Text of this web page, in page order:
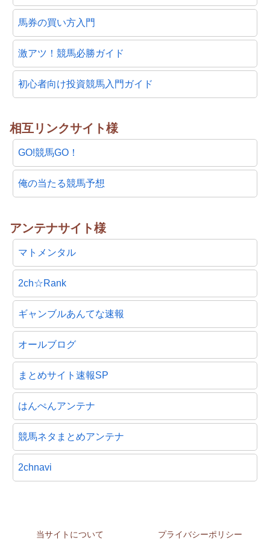
馬券の買い方入門
激アツ！競馬必勝ガイド
初心者向け投資競馬入門ガイド
相互リンクサイト様
GO!競馬GO！
俺の当たる競馬予想
アンテナサイト様
マトメンタル
2ch☆Rank
ギャンブルあんてな速報
オールブログ
まとめサイト速報SP
はんぺんアンテナ
競馬ネタまとめアンテナ
2chnavi
当サイトについて プライバシーポリシー